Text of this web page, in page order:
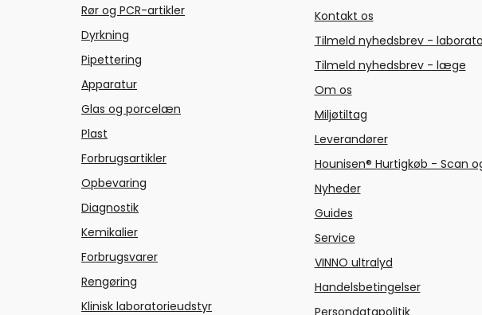
Rør og PCR-artikler
Dyrkning
Pipettering
Apparatur
Glas og porcelæn
Plast
Forbrugsartikler
Opbevaring
Diagnostik
Kemikalier
Forbrugsvarer
Rengøring
Klinisk laboratorieudstyr
Kontakt os
Tilmeld nyhedsbrev -
Tilmeld nyhedsbrev - læge
Om os
Miljøtiltag
Leverandører
Hounisen® Hurtigkøb - Scan
Nyheder
Guides
Service
VINNO ultralyd
Handelsbetingelser
Persondatapolitik